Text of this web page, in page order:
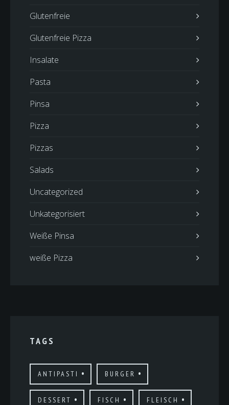
Glutenfreie
Glutenfreie Pizza
Insalate
Pasta
Pinsa
Pizza
Pizzas
Salads
Uncategorized
Unkategorisiert
Weiße Pinsa
weiße Pizza
TAGS
ANTIPASTI BURGER
DESSERT FISCH FLEISCH